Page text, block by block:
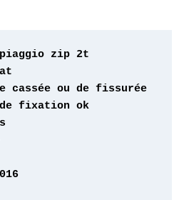
ANNEE / 30/06/2016